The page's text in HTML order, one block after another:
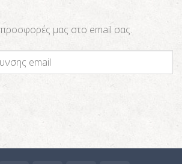
προσφορές μας στο email σας.